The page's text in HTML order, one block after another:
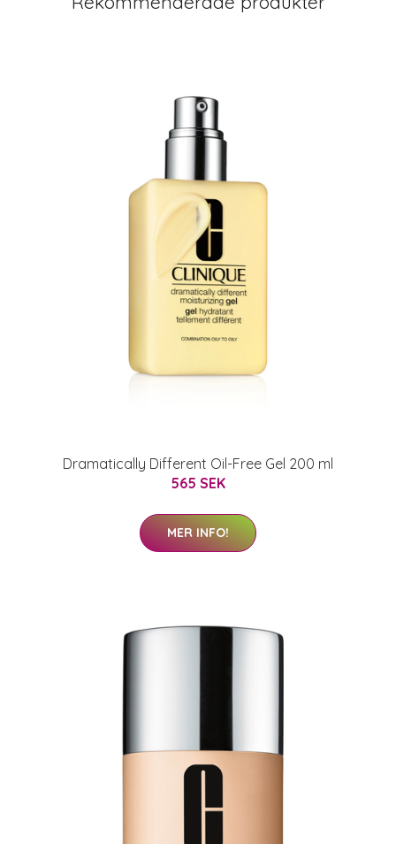
Dramatically Different Oil-Free Gel 200 ml
565 SEK
MER INFO!